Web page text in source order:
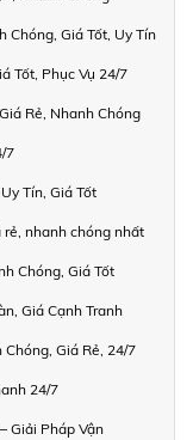
Chóng, Giá Tốt, Uy Tín
Tốt, Phục Vụ 24/7
Rẻ, Nhanh Chóng
7
Tín, Giá Tốt
nhanh chóng nhất
Chóng, Giá Tốt
Giá Cạnh Tranh
Giá Rẻ, 24/7
24/7
Giải Pháp Vận